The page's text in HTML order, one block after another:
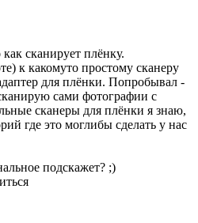
сканирует плёнку.
к какомуто простому сканеру
для плёнки. Попробывал -
сами фотографии с
сканеры для плёнки я знаю,
где это моглибы сделать у нас
подскажет? ;)